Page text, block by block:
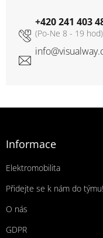
info@
+420 241 403
Informace
Elektromobilita
Přidejte se k nám do týmu!
O nás
GDPR